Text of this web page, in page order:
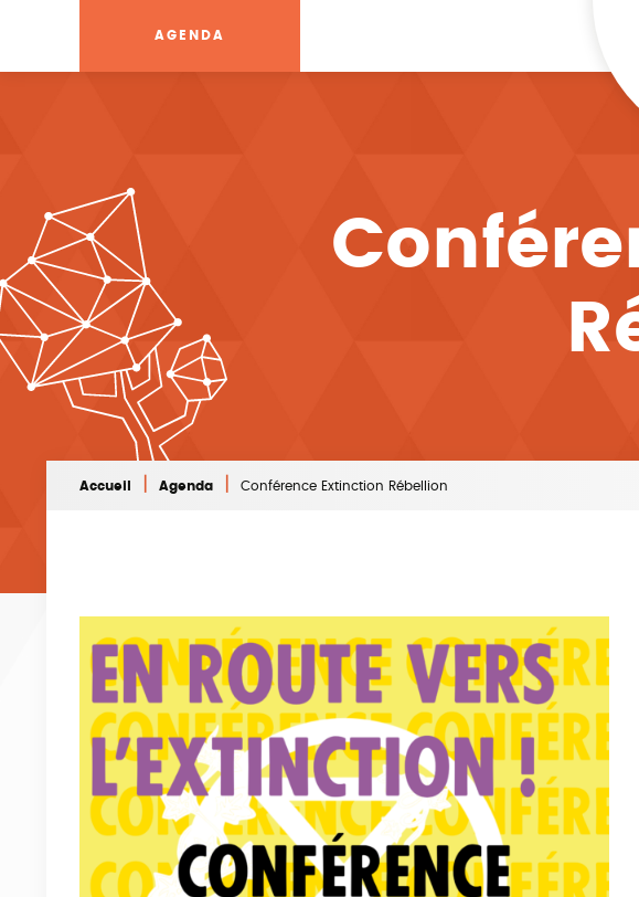
AGENDA
Accueil Agenda Conférence Extinction Rébellion